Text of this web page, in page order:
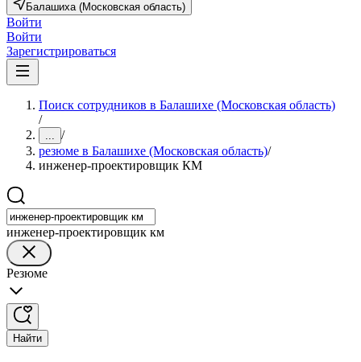
Балашиха (Московская область)
Войти
Войти
Зарегистрироваться
Поиск сотрудников в Балашихе (Московская область)
/
... /
резюме в Балашихе (Московская область)/
инженер-проектировщик КМ
инженер-проектировщик км
Резюме
Найти